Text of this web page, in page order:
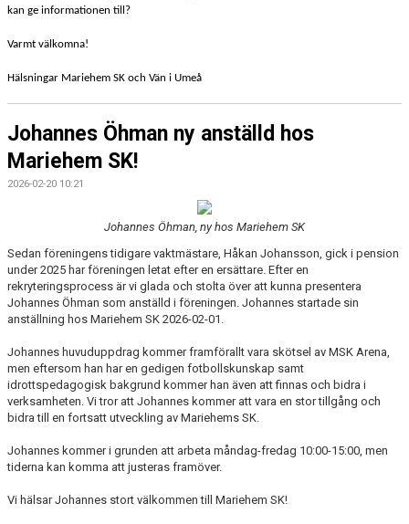
kan ge informationen till?
Varmt välkomna!
Hälsningar Mariehem SK och Vän i Umeå
Johannes Öhman ny anställd hos
Mariehem SK!
2026-02-20 10:21
Johannes Öhman, ny hos Mariehem SK
Sedan föreningens tidigare vaktmästare, Håkan Johansson, gick i pension
under 2025 har föreningen letat efter en ersättare. Efter en
rekryteringsprocess är vi glada och stolta över att kunna presentera
Johannes Öhman som anställd i föreningen. Johannes startade sin
anställning hos Mariehem SK 2026-02-01.
Johannes huvuduppdrag kommer framförallt vara skötsel av MSK Arena,
men eftersom han har en gedigen fotbollskunskap samt
idrottspedagogisk bakgrund kommer han även att finnas och bidra i
verksamheten. Vi tror att Johannes kommer att vara en stor tillgång och
bidra till en fortsatt utveckling av Mariehems SK.
Johannes kommer i grunden att arbeta måndag-fredag 10:00-15:00, men
tiderna kan komma att justeras framöver.
Vi hälsar Johannes stort välkommen till Mariehem SK!